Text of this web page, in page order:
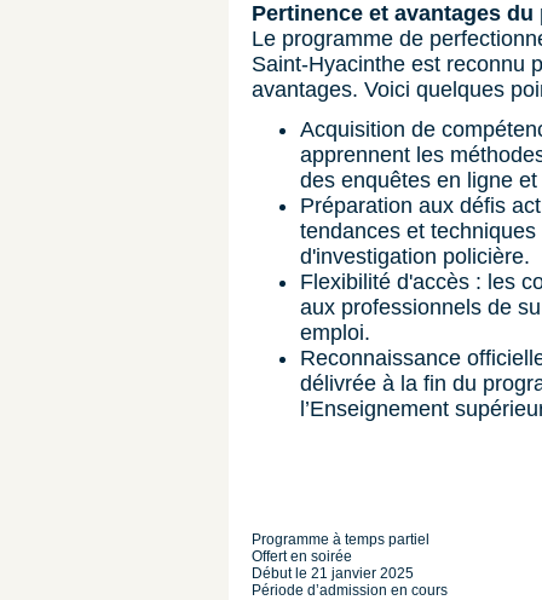
Pertinence et avantages
Le programme de
Saint-Hyacinthe est reconnu
avantages. Voici quelques
Acquisition de
apprennent les
des enquêtes en ligne
Préparation aux défis
tendances et
d'investigation policière.
Flexibilité d'accès : les
aux professionnels de
emploi.
Reconnaissance
délivrée à la fin du
l’Enseignement
Programme à temps partiel
Offert en soirée
Début le 21 janvier 2025
Période d’admission en cours